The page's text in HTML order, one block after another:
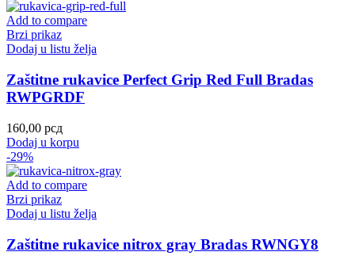
Add to compare
Brzi prikaz
Dodaj u listu želja
Zaštitne rukavice Perfect Grip Red Full Bradas
RWPGRDF
160,00 рсд
Dodaj u korpu
-29%
Add to compare
Brzi prikaz
Dodaj u listu želja
Zaštitne rukavice nitrox gray Bradas RWNGY8